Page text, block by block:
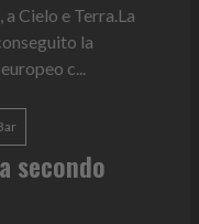
Cielo e Terra.La
la
c...
secondo